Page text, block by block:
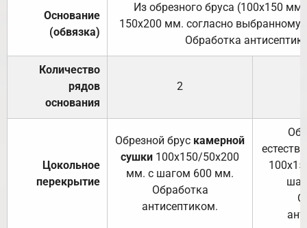
Основание
(обвязка)
Из обрезного бруса (100х150
150х200 мм. согласно выбранному
Обработка
Количество
рядов
основания
2
Цокольное
перекрытие
Обрезной брус камерной
сушки 100х150/50х200
мм. с шагом 600 мм.
Обработка
антисептиком.